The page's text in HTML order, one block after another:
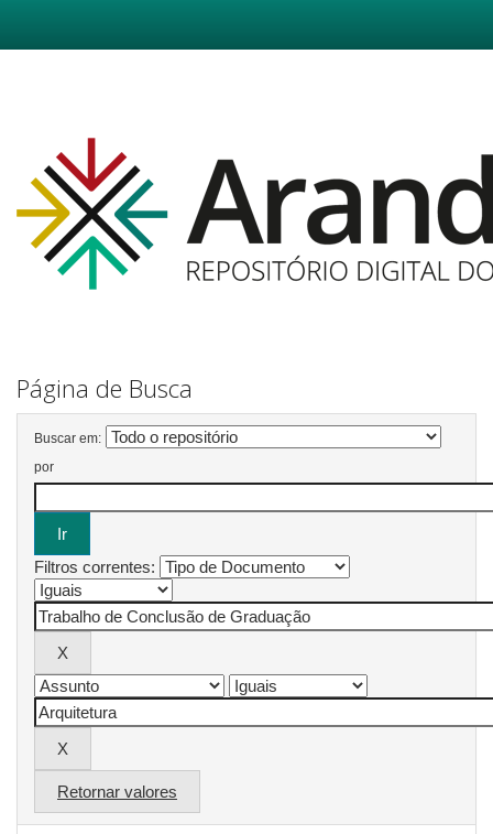
Página de Busca
Buscar em:
por
Filtros correntes:
Retornar valores